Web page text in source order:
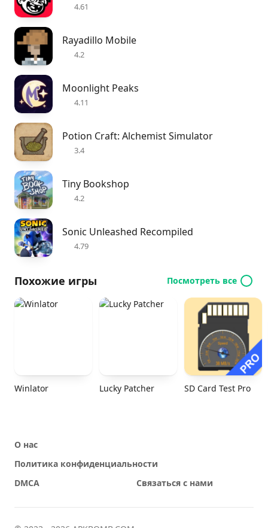
4.61
Rayadillo Mobile
4.2
Moonlight Peaks
4.11
Potion Craft: Alchemist Simulator
3.4
Tiny Bookshop
4.2
Sonic Unleashed Recompiled
4.79
Похожие игры Посмотреть все
Winlator Lucky Patcher SD Card Test Pro
О нас
Политика конфиденциальности
DMCA
Связаться с нами